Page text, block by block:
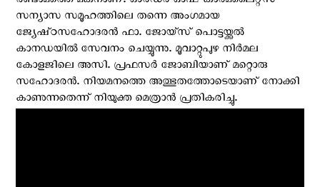
സന്യാസ സമൂഹത്തിലെ തന്നെ അംഗമായ
ജ്യേഷ്‌ഠസഹോദരൻ ഫാ. ജോയ്‌സ് പൊട്ടയ്ക്കൽ
കാനഡയിൽ സേവനം ചെയ്യുന്നു. മൂവാറ്റുപുഴ നിർമല
കോളജിലെ അസി. പ്രഫസർ ജോബിയാണ് മറ്റൊരു
സഹോദരൻ. നിയമനത്തെ അത്ഭുതത്തോടെയാണ് നോക്കി
കാണുന്നതെന്ന് നിയുക്ത മെത്രാന്‍ പ്രതികരിച്ചു.